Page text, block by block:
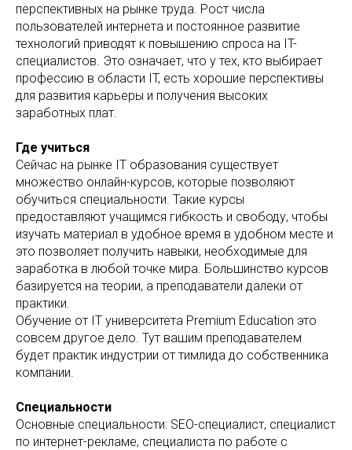
перспективных на рынке труда. Рост числа
пользователей интернета и постоянное развитие
технологий приводят к повышению спроса на IT-
специалистов. Это означает, что у тех, кто выбирает
профессию в области IT, есть хорошие перспективы
для развития карьеры и получения высоких
заработных плат.
Где учиться
Сейчас на рынке IT образования существует
множество онлайн-курсов, которые позволяют
обучиться специальности. Такие курсы
предоставляют учащимся гибкость и свободу, чтобы
изучать материал в удобное время в удобном месте и
это позволяет получить навыки, необходимые для
заработка в любой точке мира. Большинство курсов
базируется на теории, а преподаватели далеки от
практики.
Обучение от IT университета Premium Education это
совсем другое дело. Тут вашим преподавателем
будет практик индустрии от тимлида до собственника
компании.
Специальности
Основные специальности: SEO-специалист, специалист
по интернет-рекламе, специалиста по работе с